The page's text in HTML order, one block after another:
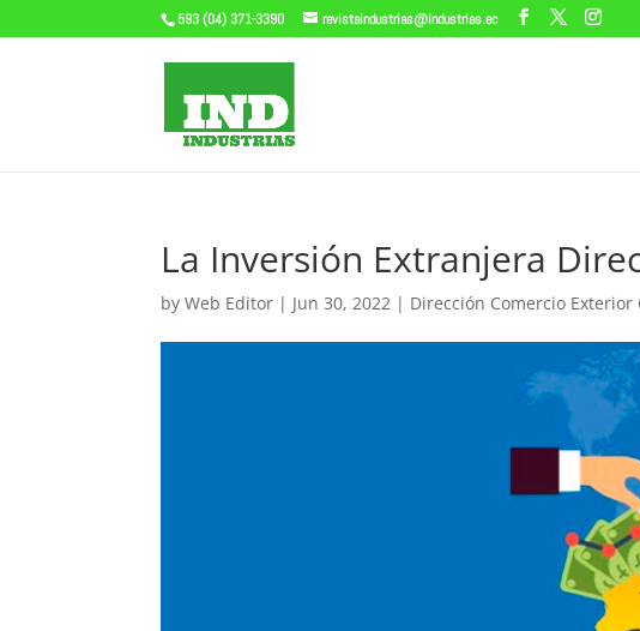
593 (04) 371-3390 revistaindustrias@industrias.ec
La Inversión Extranjera
byWeb Editor | Jun 30, 2022 | Dirección Comercio Exterior